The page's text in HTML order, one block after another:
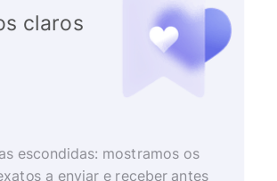
claros
escondidas: mostramos os
a enviar e receber antes